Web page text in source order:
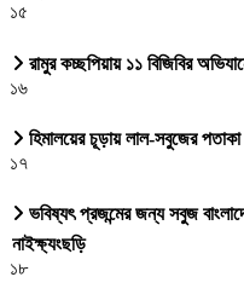
১৫
রামুর কচ্ছপিয়ায় ১১ বিজিবির
১৬
হিমালয়ের চূড়ায় লাল-সবুজের পতাকা
১৭
ভবিষ্যৎ প্রজন্মের জন্য সবুজ
নাইক্ষ্যংছড়ি
১৮